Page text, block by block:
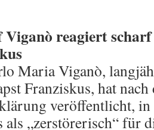
reagiert
Maria Viganò,
Franziskus, hat nach
veröffentlicht, in
als „zerstörerisch“ für